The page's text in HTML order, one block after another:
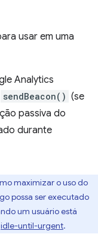
usar em uma
Analytics
sendBeacon() (se
passiva do
durante
maximizar o uso do
possa ser executado
um usuário está
idle-until-urgent.